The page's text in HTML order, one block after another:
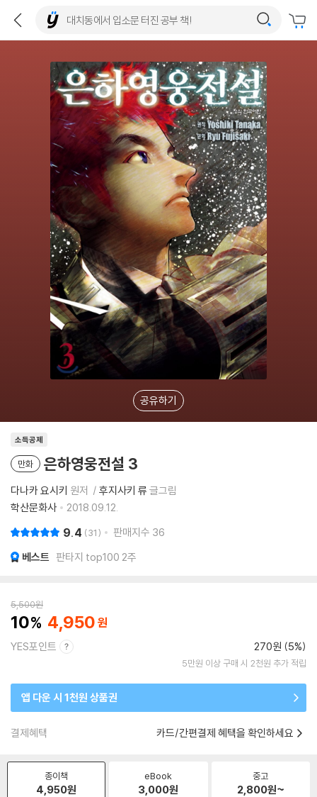
공유하기
소득공제
만화 은하영웅전설 3
다나카 요시키 원저 후지사키 류 글그림
학산문화사
2018.09.12.
9.4 31 판매지수 36
베스트 판타지 top100 2주
5,500원
10 4,950
YES포인트 270원 (5%)
5만원 이상 구매 시 2천원 추가 적립
앱 다운 시 1천원 상품권
결제혜택 카드/간편결제 혜택을 확인하세요
종이책
4,950원
eBook
3,000원
중고
2,800원~